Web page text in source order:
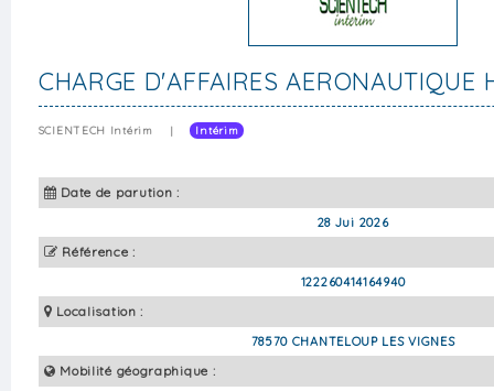
CHARGE D'AFFAIRES AERONAUTIQUE
SCIENTECH Intérim | Intérim
Date de parution :
28 Jui 2026
Référence :
122260414164940
Localisation :
78570 CHANTELOUP LES VIGNES
Mobilité géographique :